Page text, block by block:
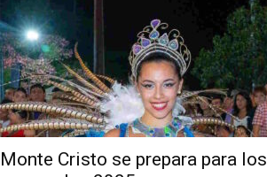
Monte Cristo se prepara para los